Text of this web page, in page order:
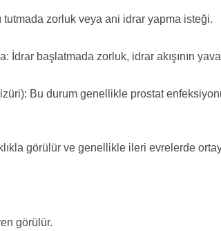
tutmada zorluk veya ani idrar yapma isteği.
İdrar başlatmada zorluk, idrar akışının
Bu durum genellikle prostat
görülür ve genellikle ileri evrelerde
görülür.